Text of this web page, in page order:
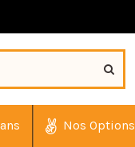
Nos Options